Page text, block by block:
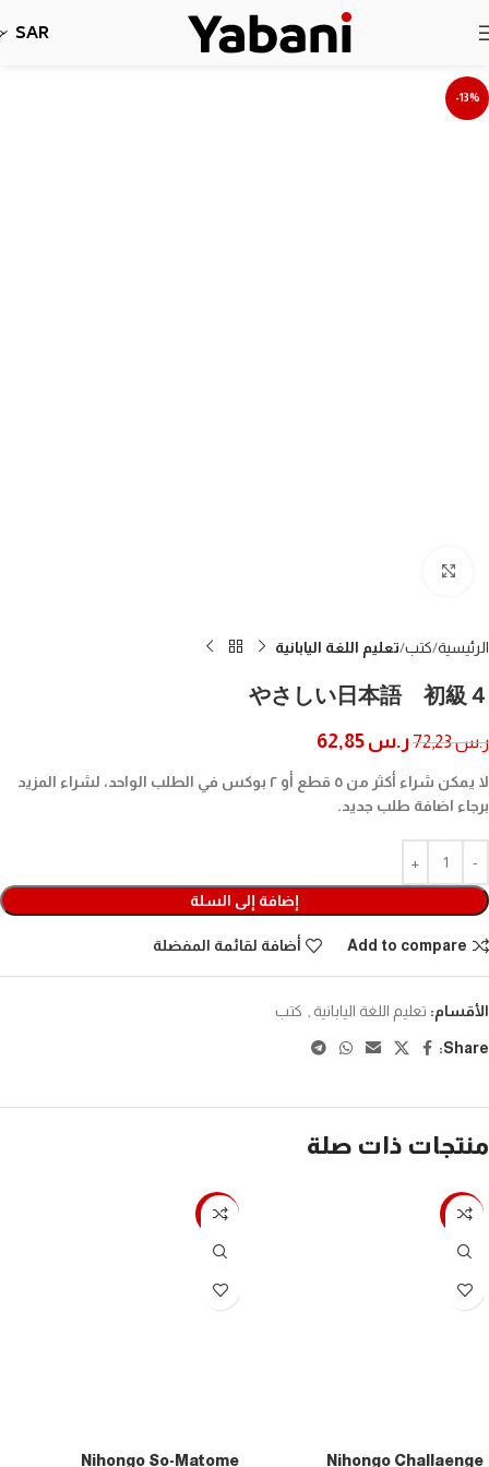
SAR
-13%
الرئيسية كتب تعليم اللغة اليابانية
やさしい日本語 初級４
ر.س72,23 ر.س
لا يمكن شراء أكثر من ٥ قطع أو ٢ بوكس في الطلب الواحد، لشراء المزيد
برجاء اضافة طلب جديد.
إضافة إلى السلة
Add to compare أضافة لقائمة المفضلة
الأقسام: تعليم اللغة اليابانية كتب
Share:
منتجات ذات صلة
-7%
Nihongo Challaenge
-7%
Nihongo So-Matome
نأسف، لا نقبل طلبات حاليا بسبب توقف الشحن